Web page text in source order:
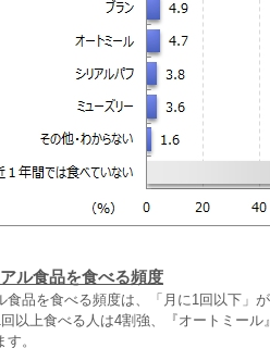
ル食品を食べる頻度
食品を食べる頻度は、「月に1回以下」
以上食べる人は4割強、『オートミー
す。